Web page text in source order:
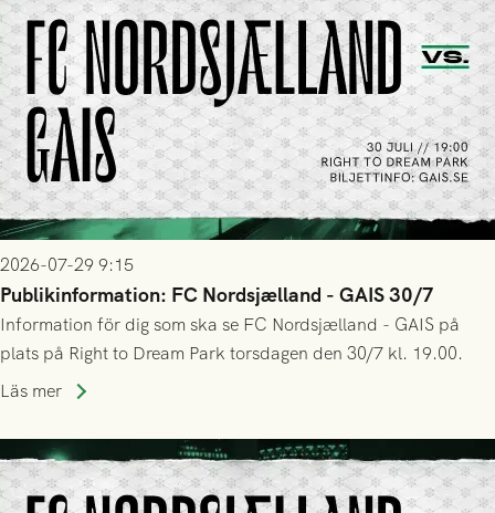
2026-07-29 9:15
Publikinformation: FC Nordsjælland - GAIS 30/7
Information för dig som ska se FC Nordsjælland - GAIS på
plats på Right to Dream Park torsdagen den 30/7 kl. 19.00.
Läs mer